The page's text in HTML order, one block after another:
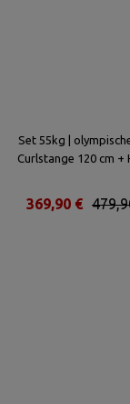
Set 55kg |
Curlstange 120 cm +
369,90 €